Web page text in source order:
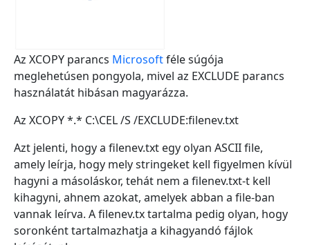
Az XCOPY parancs Microsoftféle súgója
meglehetúsen pongyola, mivel az EXCLUDE parancs
használatát hibásan magyarázza.
Az XCOPY *.* C:\CEL /S /EXCLUDE:filenev.txt
Azt jelenti, hogy a filenev.txt egy olyan ASCII file,
amely leírja, hogy mely stringeket kell figyelmen kívül
hagyni a másoláskor, tehát nem a filenev.txt-t kell
kihagyni, ahnem azokat, amelyek abban a file-ban
vannak leírva. A filenev.tx tartalma pedig olyan, hogy
soronként tartalmazhatja a kihagyandó fájlok